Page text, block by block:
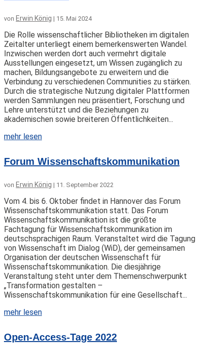
von Erwin König | 15. Mai 2024
Die Rolle wissenschaftlicher Bibliotheken im digitalen
Zeitalter unterliegt einem bemerkenswerten Wandel.
Inzwischen werden dort auch vermehrt digitale
Ausstellungen eingesetzt, um Wissen zugänglich zu
machen, Bildungsangebote zu erweitern und die
Verbindung zu verschiedenen Communities zu stärken.
Durch die strategische Nutzung digitaler Plattformen
werden Sammlungen neu präsentiert, Forschung und
Lehre unterstützt und die Beziehungen zu
akademischen sowie breiteren Öffentlichkeiten...
mehr lesen
Forum Wissenschaftskommunikation
von Erwin König | 11. September 2022
Vom 4. bis 6. Oktober findet in Hannover das Forum
Wissenschaftskommunikation statt. Das Forum
Wissenschaftskommunikation ist die größte
Fachtagung für Wissenschaftskommunikation im
deutschsprachigen Raum. Veranstaltet wird die Tagung
von Wissenschaft im Dialog (WiD), der gemeinsamen
Organisation der deutschen Wissenschaft für
Wissenschaftskommunikation. Die diesjährige
Veranstaltung steht unter dem Themenschwerpunkt
„Transformation gestalten –
Wissenschaftskommunikation für eine Gesellschaft...
mehr lesen
Open-Access-Tage 2022